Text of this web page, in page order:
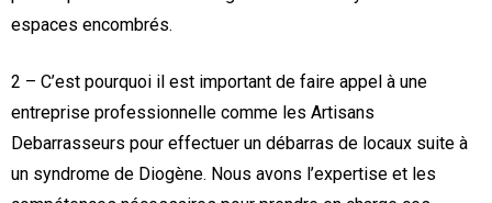
espaces encombrés.
2 – C’est pourquoi il est important de faire appel à une
entreprise professionnelle comme les Artisans
Debarrasseurs pour effectuer un débarras de locaux suite à
un syndrome de Diogène. Nous avons l’expertise et les